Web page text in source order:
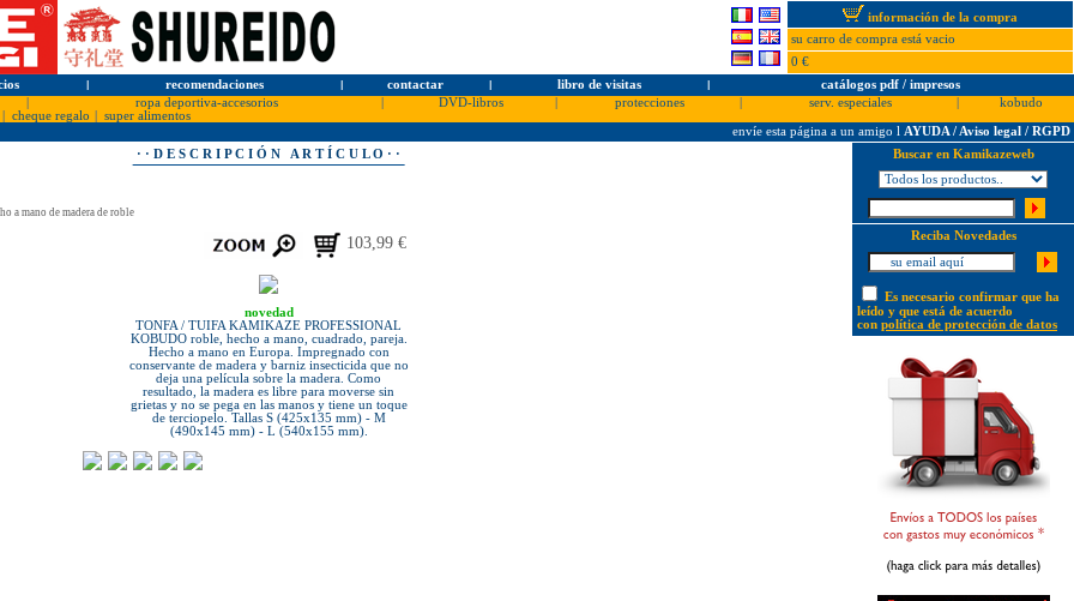
información de la compra
su carro de compra está vacio
0 €
l recomendaciones l contactar l libro de visitas l
catálogos pdf / impresos
ropa deportiva-accesorios DVD-libros protecciones serv. especiales
kobudo
cheque regalo
super alimentos
envíe esta página a un amigo l AYUDA / Aviso legal / RGPD
· · D E S C R I P C I Ó N A R T Í C U L O · ·
a mano de madera de roble
103,99 €
novedad
TONFA / TUIFA KAMIKAZE PROFESSIONAL
KOBUDO roble, hecho a mano, cuadrado, pareja.
Hecho a mano en Europa. Impregnado con
conservante de madera y barniz insecticida que no
deja una película sobre la madera. Como
resultado, la madera es libre para moverse sin
grietas y no se pega en las manos y tiene un toque
de terciopelo. Tallas S (425x135 mm) - M
(490x145 mm) - L (540x155 mm).
Buscar en Kamikazeweb
Reciba Novedades
Es necesario confirmar que ha
leído y que está de acuerdo
con política de protección de datos